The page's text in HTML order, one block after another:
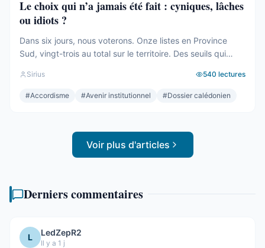
Le choix qui n’a jamais été fait : cyniques, lâches
ou idiots ?
Dans six jours, nous voterons. Onze listes en Province
Sud, vingt-trois au total sur le territoire. Des seuils qui
le soir même, dans les couloirs, loin des électeurs. Tout
cela compte. Tout cela a été décrit ici, semaine après
Sirius 540 lectures
#Accordisme #Avenir institutionnel #Dossier calédonien
Voir plus d'articles
Derniers commentaires
L LedZepR2
Il y a 1 j